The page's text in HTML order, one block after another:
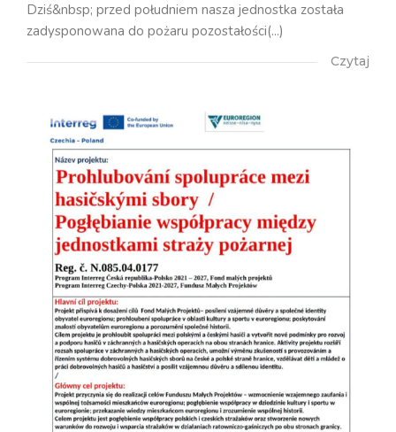
Dziś&nbsp; przed południem nasza jednostka została
zadysponowana do pożaru pozostałości(...)
Czytaj